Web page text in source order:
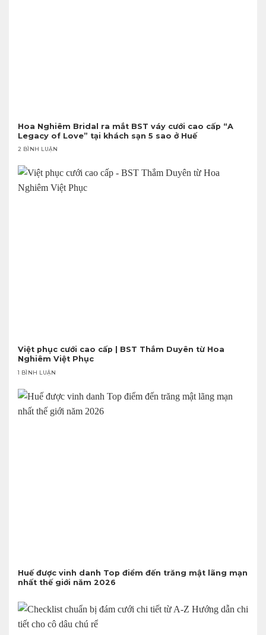
Hoa Nghiêm Bridal ra mắt BST váy cưới cao cấp “A
Legacy of Love” tại khách sạn 5 sao ở Huế
2 BÌNH LUẬN
Việt phục cưới cao cấp | BST Thắm Duyên từ Hoa
Nghiêm Việt Phục
1 BÌNH LUẬN
Huế được vinh danh Top điểm đến trăng mật lãng mạn
nhất thế giới năm 2026